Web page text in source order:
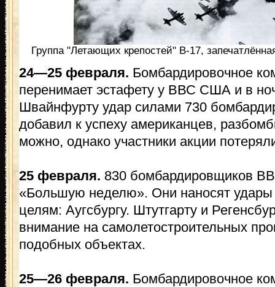
Группа "Летающих крепостей" В-17,
24—25 февраля. Бомбардировочное
перенимает эстафету у ВВС США и в
Швайнфурту удар силами 730
добавил к успеху американцев,
можно, однако участники акции
25 февраля. 830 бомбардировщиков
«Большую неделю». Они наносят
целям: Аугсбургу. Штутгарту и
внимание на самолетостроительных
подобных объектах.
25—26 февраля. Бомбардировочное